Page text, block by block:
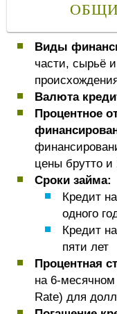
Виды
части, сырьё
Валюта
Процентное
цены брутто и
Сроки займа:
Кредит
одного
Кредит
пяти лет
Процентная
на 6-
Rate) для